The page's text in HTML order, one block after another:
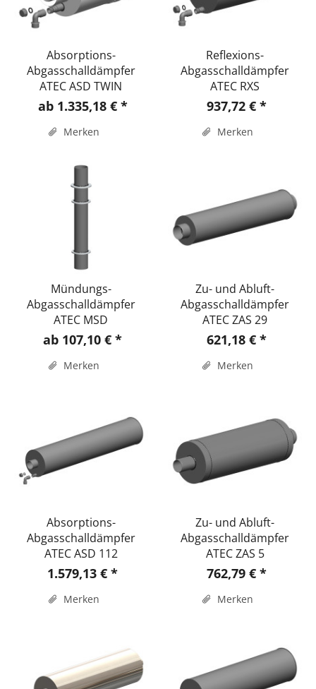
Absorptions-
Abgasschalldämpfer
ATEC ASD TWIN
ab 1.335,18 € *
Merken
Reflexions-
Abgasschalldämpfer
ATEC RXS
937,72 € *
Merken
Mündungs-
Abgasschalldämpfer
ATEC MSD
ab 107,10 € *
Merken
Zu- und Abluft-
Abgasschalldämpfer
ATEC ZAS 29
621,18 € *
Merken
Absorptions-
Abgasschalldämpfer
ATEC ASD 112
1.579,13 € *
Merken
Zu- und Abluft-
Abgasschalldämpfer
ATEC ZAS 5
762,79 € *
Merken